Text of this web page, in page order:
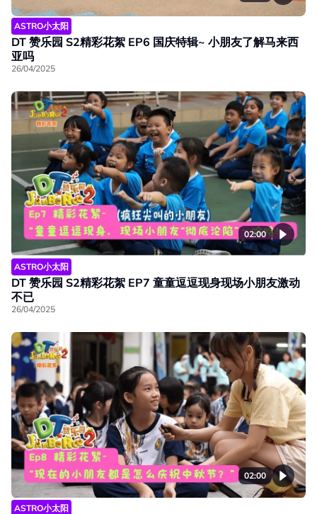
ASTRO小太阳
DT 赞乐园 S2精彩花絮 EP6 国庆特辑~ 小朋友了解马来西
亚吗
26/04/2025
02:00
ASTRO小太阳
DT 赞乐园 S2精彩花絮 EP7 童童逗逗现身现场小朋友激动
不已
26/04/2025
02:00
ASTRO小太阳